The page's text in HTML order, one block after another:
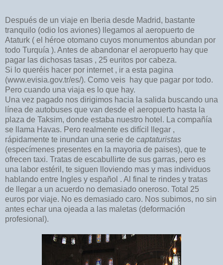
Después de un viaje en Iberia desde Madrid, bastante
tranquilo (odio los aviones) llegamos al aeropuerto de
Ataturk ( el héroe otomano cuyos monumentos abundan por
todo Turquía ). Antes de abandonar el aeropuerto hay que
pagar las dichosas tasas , 25 euritos por cabeza.
Si lo queréis hacer por internet , ir a esta pagina
(www.evisia.gov.tr/es/). Como veis hay que pagar por todo.
Pero cuando una viaja es lo que hay.
Una vez pagado nos dirigimos hacia la salida buscando una
línea de autobuses que van desde el aeropuerto hasta la
plaza de Taksim, donde estaba nuestro hotel. La compañía
se llama Havas. Pero realmente es difícil llegar ,
rápidamente te inundan una serie de captaturistas
(especímenes presentes en la mayoria de paises), que te
ofrecen taxi. Tratas de escabullirte de sus garras, pero es
una labor estéril, te siguen lloviendo mas y mas individuos
hablando entre Ingles y español . Al final te rindes y tratas
de llegar a un acuerdo no demasiado oneroso. Total 25
euros por viaje. No es demasiado caro. Nos subimos, no sin
antes echar una ojeada a las maletas (deformación
profesional).